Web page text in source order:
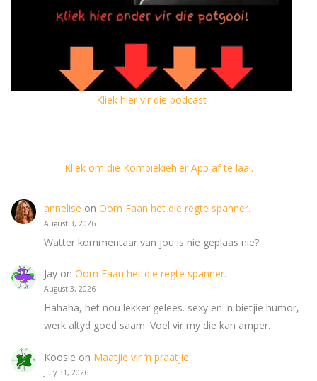
Kliek hier vir die podcast
Kliek om die Kombiekiehier App af te laai.
annelise on Oom Faan het die regte spanner.
August 3, 2026
Watter kommentaar van jou is nie geplaas nie?
Jayon Oom Faan het die regte spanner.
August 3, 2026
Hahaha, het nou lekker gelees. sexy en 'n bietjie humor,
werk altyd goed saam. Voel vir my die kan amper…
Koosie on Maatjie vir ‘n praatjie
July 31, 2026